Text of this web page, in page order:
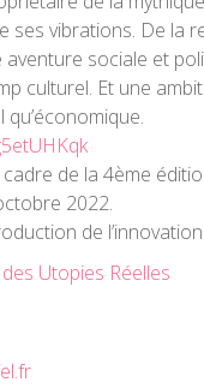
ses vibrations. De la
aventure sociale et
culturel. Et une
de la 4ème
2022.
de
Utopies Réelles